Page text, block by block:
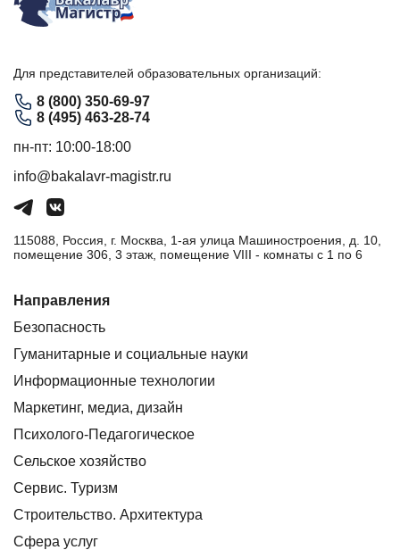
Для представителей образовательных организаций:
8 (800) 350-69-97
8 (495) 463-28-74
пн-пт: 10:00-18:00
info@bakalavr-magistr.ru
115088, Россия, г. Москва, 1-ая улица Машиностроения, д. 10,
помещение 306, 3 этаж, помещение VIII - комнаты с 1 по 6
Направления
Безопасность
Гуманитарные и социальные науки
Информационные технологии
Маркетинг, медиа, дизайн
Психолого-Педагогическое
Сельское хозяйство
Сервис. Туризм
Строительство. Архитектура
Сфера услуг